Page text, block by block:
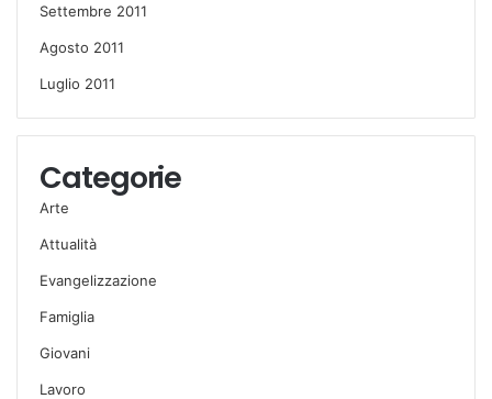
Settembre 2011
Agosto 2011
Luglio 2011
Categorie
Arte
Attualità
Evangelizzazione
Famiglia
Giovani
Lavoro